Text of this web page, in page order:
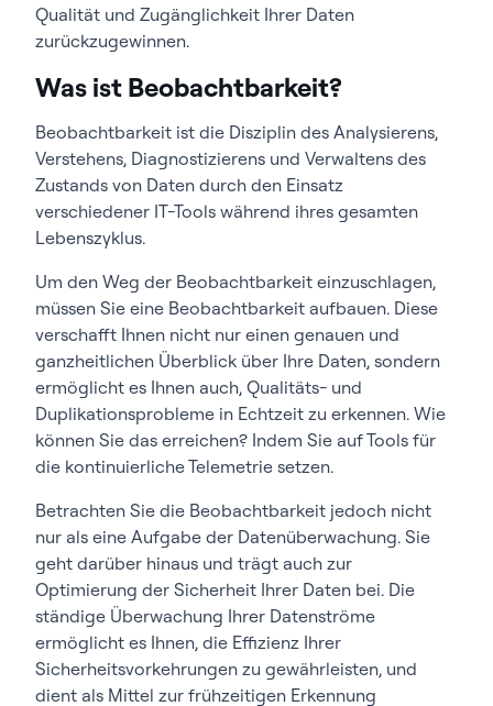
Qualität und Zugänglichkeit Ihrer Daten
zurückzugewinnen.
Was ist Beobachtbarkeit?
Beobachtbarkeit ist die Disziplin des Analysierens,
Verstehens, Diagnostizierens und Verwaltens des
Zustands von Daten durch den Einsatz
verschiedener IT-Tools während ihres gesamten
Lebenszyklus.
Um den Weg der Beobachtbarkeit einzuschlagen,
müssen Sie eine Beobachtbarkeit aufbauen. Diese
verschafft Ihnen nicht nur einen genauen und
ganzheitlichen Überblick über Ihre Daten, sondern
ermöglicht es Ihnen auch, Qualitäts- und
Duplikationsprobleme in Echtzeit zu erkennen. Wie
können Sie das erreichen? Indem Sie auf Tools für
die kontinuierliche Telemetrie setzen.
Betrachten Sie die Beobachtbarkeit jedoch nicht
nur als eine Aufgabe der Datenüberwachung. Sie
geht darüber hinaus und trägt auch zur
Optimierung der Sicherheit Ihrer Daten bei. Die
ständige Überwachung Ihrer Datenströme
ermöglicht es Ihnen, die Effizienz Ihrer
Sicherheitsvorkehrungen zu gewährleisten, und
dient als Mittel zur frühzeitigen Erkennung